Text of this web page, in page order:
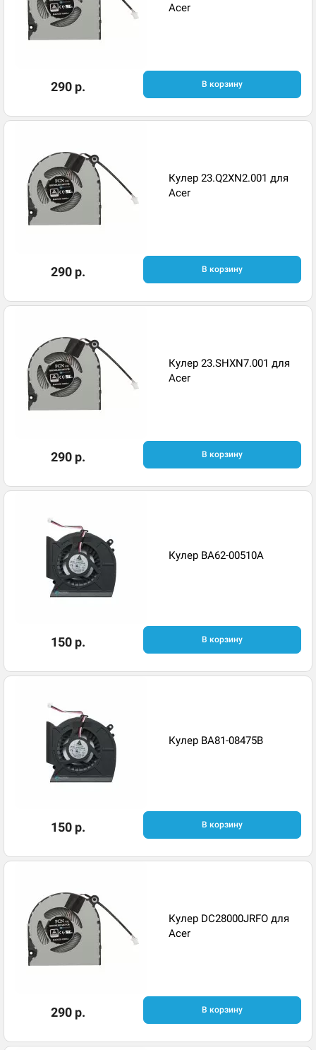
Acer
290 р. В корзину
Кулер 23.Q2XN2.001 для
Acer
290 р. В корзину
Кулер 23.SHXN7.001 для
Acer
290 р. В корзину
Кулер BA62-00510A
150 р. В корзину
Кулер BA81-08475B
150 р. В корзину
Кулер DC28000JRFO для
Acer
290 р. В корзину